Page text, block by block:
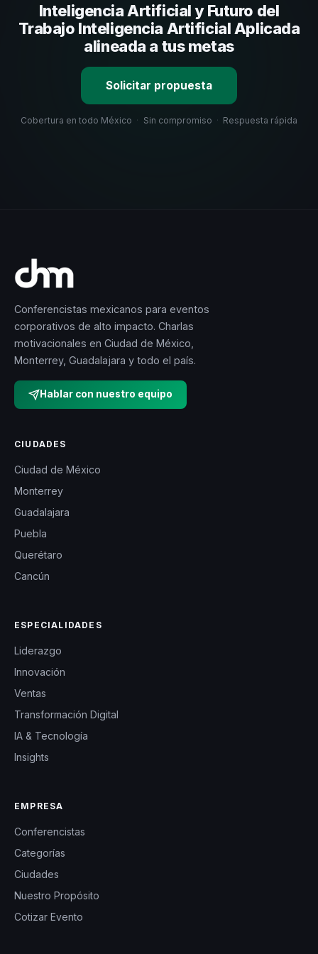
selección estratégica basada en estos criterios.
Inteligencia Artificial y Futuro del
Trabajo Inteligencia Artificial Aplicada
alineada a tus metas
Solicitar propuesta
Cobertura en todo México · Sin compromiso · Respuesta rápida
Conferencistas mexicanos para eventos
corporativos de alto impacto. Charlas
motivacionales en Ciudad de México,
Monterrey, Guadalajara y todo el país.
Hablar con nuestro equipo
CIUDADES
Ciudad de México
Monterrey
Guadalajara
Puebla
Querétaro
Cancún
ESPECIALIDADES
Liderazgo
Innovación
Ventas
Transformación Digital
IA & Tecnología
Insights
EMPRESA
Conferencistas
Categorías
Ciudades
Nuestro Propósito
Cotizar Evento